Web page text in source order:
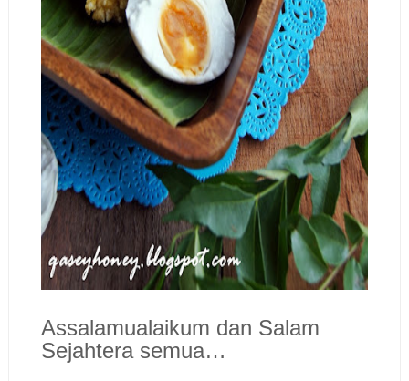
Assalamualaikum dan Salam
Sejahtera semua…